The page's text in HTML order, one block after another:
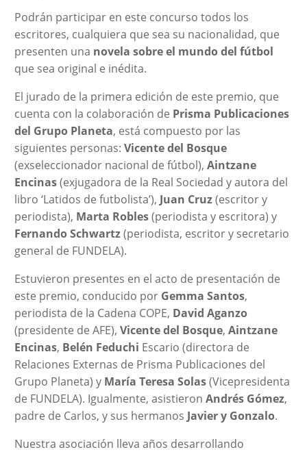
Podrán participar en este concurso todos los
escritores, cualquiera que sea su nacionalidad, que
presenten una novela sobre el mundo del fútbol
que sea original e inédita.
El jurado de la primera edición de este premio, que
cuenta con la colaboración de Prisma Publicaciones
del Grupo Planeta, está compuesto por las
siguientes personas: Vicente del Bosque
(exseleccionador nacional de fútbol), Aintzane
Encinas(exjugadora de la Real Sociedad y autora del
libro ‘Latidos de futbolista’), Juan Cruz(escritor y
periodista), Marta Robles(periodista y escritora) y
Fernando Schwartz(periodista, escritor y secretario
general de FUNDELA).
Estuvieron presentes en el acto de presentación de
este premio, conducido por Gemma Santos,
periodista de la Cadena COPE, David Aganzo
(presidente de AFE), Vicente del Bosque, Aintzane
Encinas, Belén Feduchi Escario (directora de
Relaciones Externas de Prisma Publicaciones del
Grupo Planeta) y María Teresa Solas(Vicepresidenta
de FUNDELA). Igualmente, asistieron Andrés Gómez,
padre de Carlos, y sus hermanos Javier y Gonzalo.
Nuestra asociación lleva años desarrollando